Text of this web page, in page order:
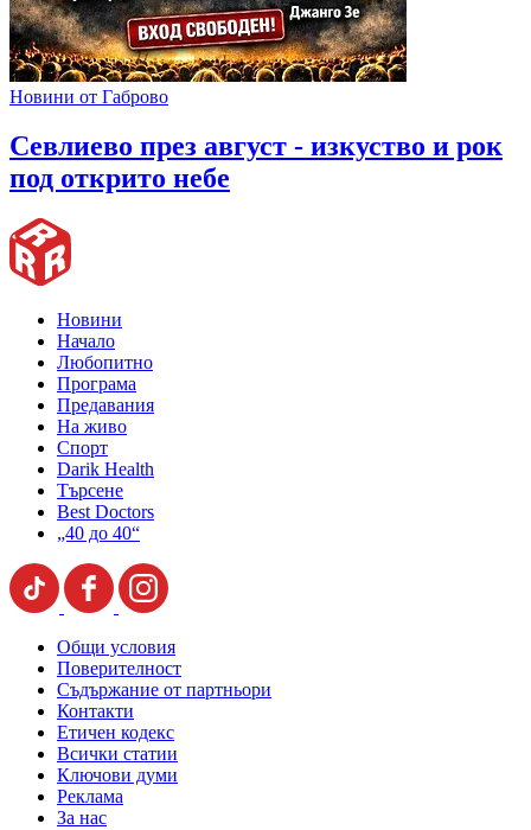
Новини от Габрово
Севлиево през август - изкуство и рок
под открито небе
Новини
Начало
Любопитно
Програма
Предавания
На живо
Спорт
Darik Health
Търсене
Best Doctors
„40 до 40“
Общи условия
Поверителност
Съдържание от партньори
Контакти
Етичен кодекс
Всички статии
Ключови думи
Реклама
За нас